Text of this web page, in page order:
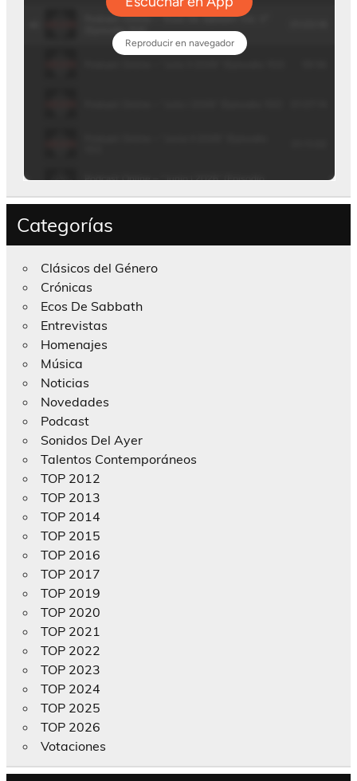
Categorías
Clásicos del Género
Crónicas
Ecos De Sabbath
Entrevistas
Homenajes
Música
Noticias
Novedades
Podcast
Sonidos Del Ayer
Talentos Contemporáneos
TOP 2012
TOP 2013
TOP 2014
TOP 2015
TOP 2016
TOP 2017
TOP 2019
TOP 2020
TOP 2021
TOP 2022
TOP 2023
TOP 2024
TOP 2025
TOP 2026
Votaciones